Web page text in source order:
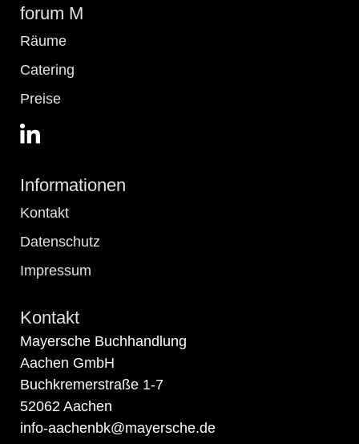
forum M
Räume
Catering
Preise
Informationen
Kontakt
Datenschutz
Impressum
Kontakt
Mayersche Buchhandlung
Aachen GmbH
Buchkremerstraße 1-7
52062 Aachen
info-aachenbk@mayersche.de